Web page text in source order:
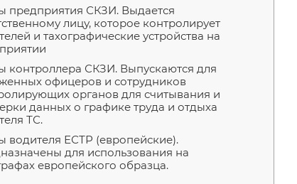
предприятия СКЗИ. Выдается
лицу, которое контролирует
и тахографические устройства на
контроллера СКЗИ. Выпускаются для
офицеров и сотрудников
органов для считывания и
данных о графике труда и отдыха
ТС.
водителя ЕСТР (европейские).
для использования на
европейского образца.